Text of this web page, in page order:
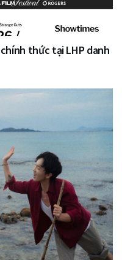
thức tại LHP danh